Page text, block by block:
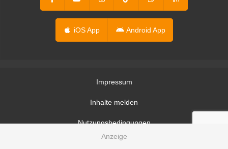
iOS App Android App
Impressum
Inhalte melden
Nutzungsbedingungen
Datenschutzerklärung